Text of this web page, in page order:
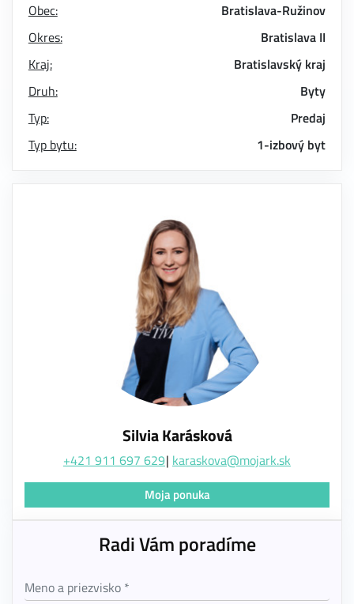
Obec:
Bratislava-Ružinov
Okres:
Bratislava II
Kraj:
Bratislavský kraj
Druh:
Byty
Typ:
Predaj
Typ bytu:
1-izbový byt
Silvia Karásková
+421 911 697 629 karaskova@mojark.sk
Moja ponuka
Radi Vám poradíme